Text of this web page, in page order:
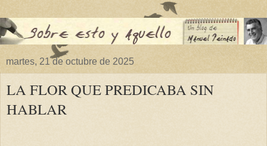
martes, 21 de octubre de 2025
LA FLOR QUE PREDICABA SIN
HABLAR